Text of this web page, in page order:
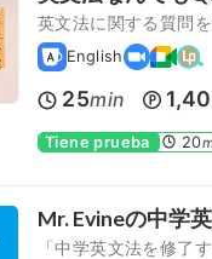
英文法に関する質問
English
25min
Tiene prueba 20
Mr. Evineの中学
「中学英文法を修了